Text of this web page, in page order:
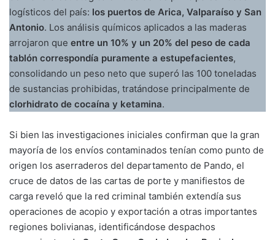
logísticos del país: los puertos de Arica, Valparaíso y San
Antonio. Los análisis químicos aplicados a las maderas
arrojaron que entre un 10% y un 20% del peso de cada
tablón correspondía puramente a estupefacientes,
consolidando un peso neto que superó las 100 toneladas
de sustancias prohibidas, tratándose principalmente de
clorhidrato de cocaína y ketamina.
Si bien las investigaciones iniciales confirman que la gran
mayoría de los envíos contaminados tenían como punto de
origen los aserraderos del departamento de Pando, el
cruce de datos de las cartas de porte y manifiestos de
carga reveló que la red criminal también extendía sus
operaciones de acopio y exportación a otras importantes
regiones bolivianas, identificándose despachos